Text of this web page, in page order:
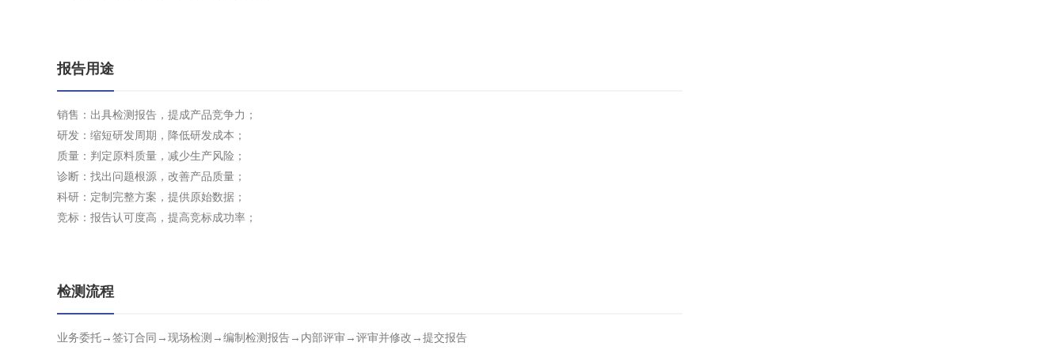
报告用途
销售：出具检测报告，提成产品竞争力；
研发：缩短研发周期，降低研发成本；
质量：判定原料质量，减少生产风险；
诊断：找出问题根源，改善产品质量；
科研：定制完整方案，提供原始数据；
竞标：报告认可度高，提高竞标成功率；
检测流程
业务委托→签订合同→现场检测→编制检测报告→内部评审→评审并修改→提交报告